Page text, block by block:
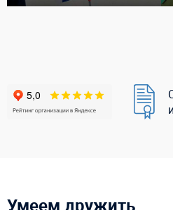
Умеем дружить